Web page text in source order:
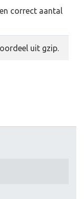
correct aantal
uit gzip.